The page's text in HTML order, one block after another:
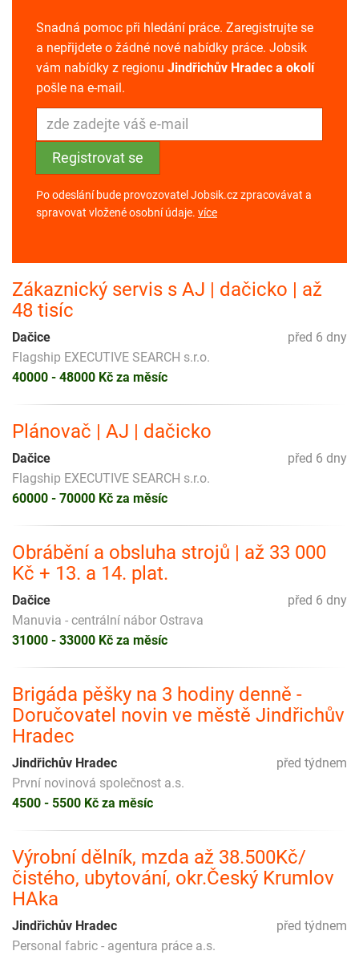
Snadná pomoc při hledání práce. Zaregistrujte se
a nepřijdete o žádné nové nabídky práce. Jobsik
vám nabídky z regionu Jindřichův Hradec a okolí
pošle na e-mail.
Po odeslání bude provozovatel Jobsik.cz zpracovávat a
spravovat vložené osobní údaje. více
Zákaznický servis s AJ | dačicko | až
48 tisíc
před 6 dny
Dačice
Flagship EXECUTIVE SEARCH s.r.o.
40000 - 48000 Kč za měsíc
Plánovač | AJ | dačicko
před 6 dny
Dačice
Flagship EXECUTIVE SEARCH s.r.o.
60000 - 70000 Kč za měsíc
Obrábění a obsluha strojů | až 33 000
Kč + 13. a 14. plat.
před 6 dny
Dačice
Manuvia - centrální nábor Ostrava
31000 - 33000 Kč za měsíc
Brigáda pěšky na 3 hodiny denně -
Doručovatel novin ve městě Jindřichův
Hradec
před týdnem
Jindřichův Hradec
První novinová společnost a.s.
4500 - 5500 Kč za měsíc
Výrobní dělník, mzda až 38.500Kč/
čistého, ubytování, okr.Český Krumlov
HAka
před týdnem
Jindřichův Hradec
Personal fabric - agentura práce a.s.